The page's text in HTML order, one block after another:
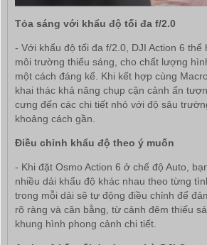
Tỏa sáng với khẩu độ tối đa f/2.0
- Với khẩu độ tối đa f/2.0, DJI Action 6 thể
môi trường thiếu sáng, cho chất lượng
một cách đáng kể. Khi kết hợp cùng
khai thác khả năng chụp cận cảnh ấn
cưng đến các chi tiết nhỏ với độ sâu
khoảng cách gần.
Điều chỉnh khẩu độ theo ý muốn
- Khi đặt Osmo Action 6 ở chế độ Auto,
nhiều dải khẩu độ khác nhau theo từng
trong mỗi dải sẽ tự động điều chỉnh để
rõ ràng và cân bằng, từ cảnh đêm thiếu
khung hình phong cảnh chi tiết.